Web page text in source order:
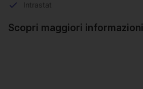
Intrastat
Scopri maggiori informazioni